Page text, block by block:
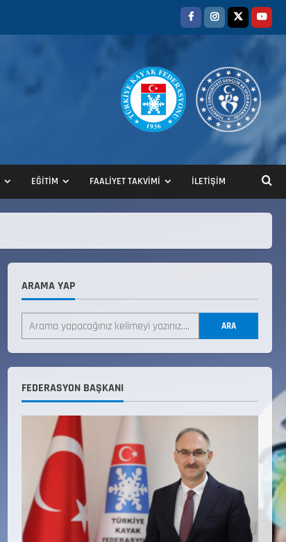
EĞİTİM FAALİYET TAKVİMİ İLETİŞİM
ARAMA YAP
ARA
FEDERASYON BAŞKANI
2
ANALİG TEKERLEKLİ KAYAK
3
TÜRKİYE ŞAMPİYONASI GÖREVLİ
LİSTESİ
Teknik Kurul ve Alt Kurul
Üyelerimiz Belirlendi
18 Temmuz 2026
5
KAYAKLI KOŞU VE BİATHLON
3.KADEME ANTRENÖRLÜK KURSU
DUYURUSU
12 Temmuz 2026